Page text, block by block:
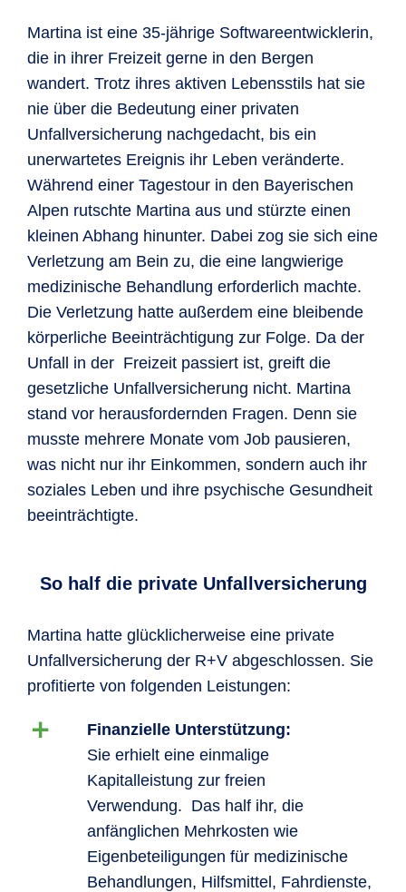
Martina ist eine 35-jährige Softwareentwicklerin,
die in ihrer Freizeit gerne in den Bergen
wandert. Trotz ihres aktiven Lebensstils hat sie
nie über die Bedeutung einer privaten
Unfallversicherung nachgedacht, bis ein
unerwartetes Ereignis ihr Leben veränderte.
Während einer Tagestour in den Bayerischen
Alpen rutschte Martina aus und stürzte einen
kleinen Abhang hinunter. Dabei zog sie sich eine
Verletzung am Bein zu, die eine langwierige
medizinische Behandlung erforderlich machte.
Die Verletzung hatte außerdem eine bleibende
körperliche Beeinträchtigung zur Folge. Da der
Unfall in der Freizeit passiert ist, greift die
gesetzliche Unfallversicherung nicht. Martina
stand vor herausfordernden Fragen. Denn sie
musste mehrere Monate vom Job pausieren,
was nicht nur ihr Einkommen, sondern auch ihr
soziales Leben und ihre psychische Gesundheit
beeinträchtigte.
So half die private Unfallversicherung
Martina hatte glücklicherweise eine private
Unfallversicherung der R+V abgeschlossen. Sie
profitierte von folgenden Leistungen:
Finanzielle Unterstützung:
Sie erhielt eine einmalige
Kapitalleistung zur freien
Verwendung. Das half ihr, die
anfänglichen Mehrkosten wie
Eigenbeteiligungen für medizinische
Behandlungen, Hilfsmittel, Fahrdienste,